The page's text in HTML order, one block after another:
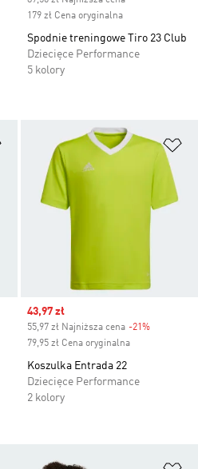
179 zł Cena oryginalna
Spodnie treningowe Tiro 23 Club
Dziecięce Performance
5 kolory
Dodaj do listy życzeń
Sale price
43,97 zł
55,97 zł Najniższa cena -21%
79,95 zł Cena oryginalna
Koszulka Entrada 22
Dziecięce Performance
2 kolory